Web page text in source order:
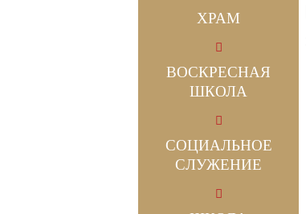
ХРАМ
ВОСКРЕСНАЯ
ШКОЛА
СОЦИАЛЬНОЕ
СЛУЖЕНИЕ